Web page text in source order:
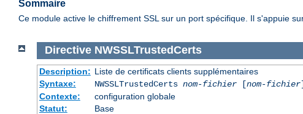
Sommaire
Ce module active le chiffrement SSL sur un port spécifique. Il s'appuie
Directive NWSSLTrustedCerts
Description: Liste de certificats clients supplémentaires
Syntaxe:
NWSSLTrustedCerts nom-fichier[nom-fichier
Contexte:
configuration globale
Statut:
Base